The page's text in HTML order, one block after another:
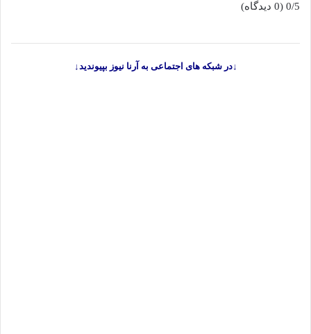
0/5 (0 دیدگاه)
↓در شبکه های اجتماعی به آرنا نیوز بپیوندید↓